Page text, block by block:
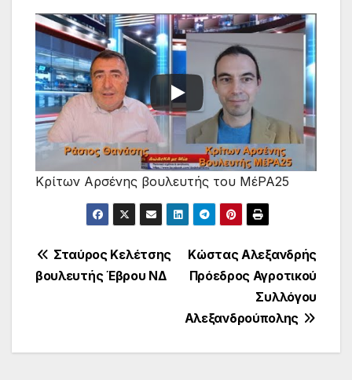
Κρίτων Αρσένης βουλευτής του ΜέΡΑ25
Πλοήγηση
άρθρων
Κώστας Αλεξανδρής
Πρόεδρος Αγροτικού
Συλλόγου
Αλεξανδρούπολης
Σταύρος Κελέτσης
βουλευτής Έβρου ΝΔ